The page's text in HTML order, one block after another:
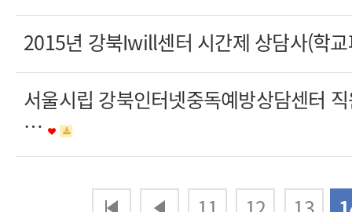
2015년 강북Iwill센터 시간제 상담사(학
서울시립 강북인터넷중독예방상담센터
…